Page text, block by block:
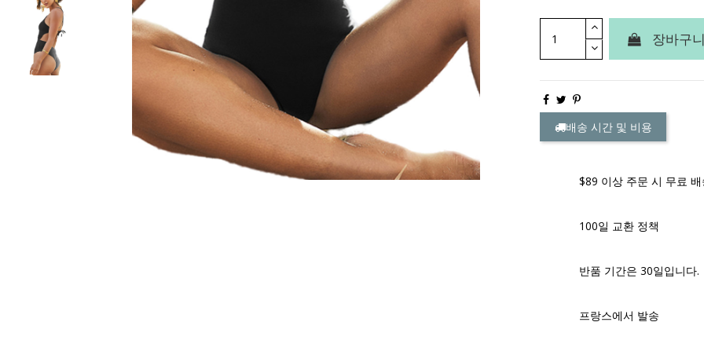
장바구
배송 시간 및 비용
$89 이상 주문 시 무료
100일 교환 정책
반품 기간은 30일입니다.
프랑스에서 발송